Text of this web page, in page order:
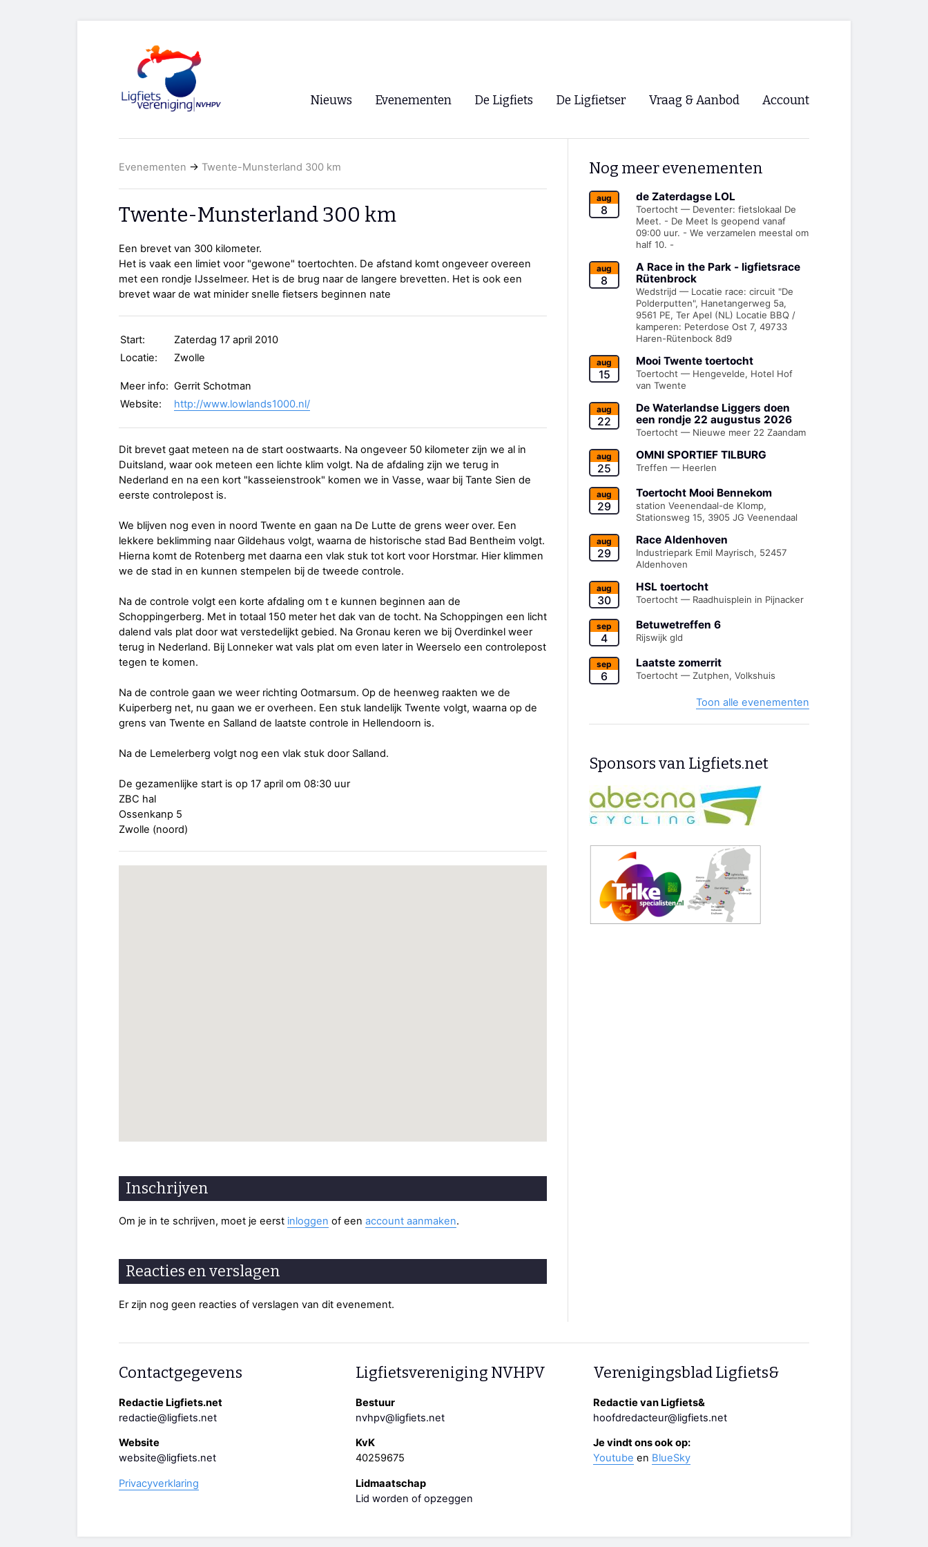
Nieuws
RSS
Evenementen
WK Ligfietsen 2026
CycleVision
De Ligfiets De Ligfietser
Ligfietsvereninging NVHPV
Lokale Fietsverenigingen
EHPVA & EuSupino 🡺
Forum ligfietsers.nl 🡺
Vraag & Aanbod Account
Registreren
Evenementen → Twente-Munsterland 300 km
Twente-Munsterland 300 km
Een brevet van 300 kilometer.
Het is vaak een limiet voor "gewone" toertochten. De afstand komt ongeveer overeen
met een rondje IJsselmeer. Het is de brug naar de langere brevetten. Het is ook een
brevet waar de wat minider snelle fietsers beginnen nate
Start:
Zaterdag 17 april 2010
Locatie:
Zwolle
Meer info: Gerrit Schotman
Website:
http://www.lowlands1000.nl/
Dit brevet gaat meteen na de start oostwaarts. Na ongeveer 50 kilometer zijn we al in
Duitsland, waar ook meteen een lichte klim volgt. Na de afdaling zijn we terug in
Nederland en na een kort "kasseienstrook" komen we in Vasse, waar bij Tante Sien de
eerste controlepost is.
We blijven nog even in noord Twente en gaan na De Lutte de grens weer over. Een
lekkere beklimming naar Gildehaus volgt, waarna de historische stad Bad Bentheim volgt.
Hierna komt de Rotenberg met daarna een vlak stuk tot kort voor Horstmar. Hier klimmen
we de stad in en kunnen stempelen bij de tweede controle.
Na de controle volgt een korte afdaling om t e kunnen beginnen aan de
Schoppingerberg. Met in totaal 150 meter het dak van de tocht. Na Schoppingen een licht
dalend vals plat door wat verstedelijkt gebied. Na Gronau keren we bij Overdinkel weer
terug in Nederland. Bij Lonneker wat vals plat om even later in Weerselo een controlepost
tegen te komen.
Na de controle gaan we weer richting Ootmarsum. Op de heenweg raakten we de
Kuiperberg net, nu gaan we er overheen. Een stuk landelijk Twente volgt, waarna op de
grens van Twente en Salland de laatste controle in Hellendoorn is.
Na de Lemelerberg volgt nog een vlak stuk door Salland.
De gezamenlijke start is op 17 april om 08:30 uur
ZBC hal
Ossenkanp 5
Zwolle (noord)
Inschrijven
Om je in te schrijven, moet je eerst inloggen of een account aanmaken.
Reacties en verslagen
Er zijn nog geen reacties of verslagen van dit evenement.
Nog meer evenementen
aug
8
de Zaterdagse LOL
Toertocht — Deventer: fietslokaal De
Meet. - De Meet Is geopend vanaf
09:00 uur. - We verzamelen meestal om
half 10. -
aug
8
A Race in the Park - ligfietsrace
Rütenbrock
Wedstrijd — Locatie race: circuit "De
Polderputten", Hanetangerweg 5a,
9561 PE, Ter Apel (NL) Locatie BBQ /
kamperen: Peterdose Ost 7, 49733
Haren-Rütenbock 8d9
aug
15
Mooi Twente toertocht
Toertocht — Hengevelde, Hotel Hof
van Twente
aug
22
De Waterlandse Liggers doen
een rondje 22 augustus 2026
Toertocht — Nieuwe meer 22 Zaandam
aug
25
OMNI SPORTIEF TILBURG
Treffen — Heerlen
aug
29
Toertocht Mooi Bennekom
station Veenendaal-de Klomp,
Stationsweg 15, 3905 JG Veenendaal
aug
29
Race Aldenhoven
Industriepark Emil Mayrisch, 52457
Aldenhoven
aug
30
HSL toertocht
Toertocht — Raadhuisplein in Pijnacker
sep
4
Betuwetreffen 6
Rijswijk gld
sep
6
Laatste zomerrit
Toertocht — Zutphen, Volkshuis
Toon alle evenementen
Sponsors van Ligfiets.net
Contactgegevens
Redactie Ligfiets.net
redactie@ligfiets.net
Website
website@ligfiets.net
Privacyverklaring
Ligfietsvereniging NVHPV
Bestuur
nvhpv@ligfiets.net
KvK
40259675
Lidmaatschap
Lid worden of opzeggen
Verenigingsblad Ligfiets&
Redactie van Ligfiets&
hoofdredacteur@ligfiets.net
Je vindt ons ook op:
Youtube en BlueSky